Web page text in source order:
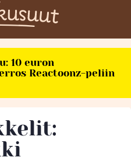
10 euron
Reactoonz-peliin